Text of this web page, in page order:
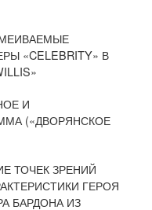
«CELEBRITY» В
И
(«ДВОРЯНСКОЕ
ТОЧЕК ЗРЕНИЙ
ГЕРОЯ
БАРДОНА ИЗ